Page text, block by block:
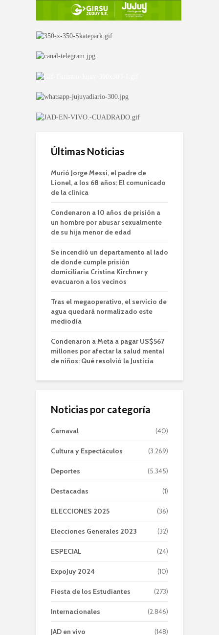
Últimas Noticias
Murió Jorge Messi, el padre de
Lionel, a los 68 años: El comunicado
de la clínica
Condenaron a 10 años de prisión a
un hombre por abusar sexualmente
de su hija menor de edad
Se incendió un departamento al lado
de donde cumple prisión
domiciliaria Cristina Kirchner y
evacuaron a los vecinos
Tras el megaoperativo, el servicio de
agua quedará normalizado este
mediodía
Condenaron a Meta a pagar US$567
millones por afectar la salud mental
de niños: Qué resolvió la Justicia
Noticias por categoría
Carnaval (40)
Cultura y Espectáculos (3.269)
Deportes (5.345)
Destacadas (1)
ELECCIONES 2025 (36)
Elecciones Generales 2023 (32)
ESPECIAL (24)
ExpoJuy 2024 (10)
Fiesta de los Estudiantes (273)
Internacionales (2.846)
JAD en vivo (148)